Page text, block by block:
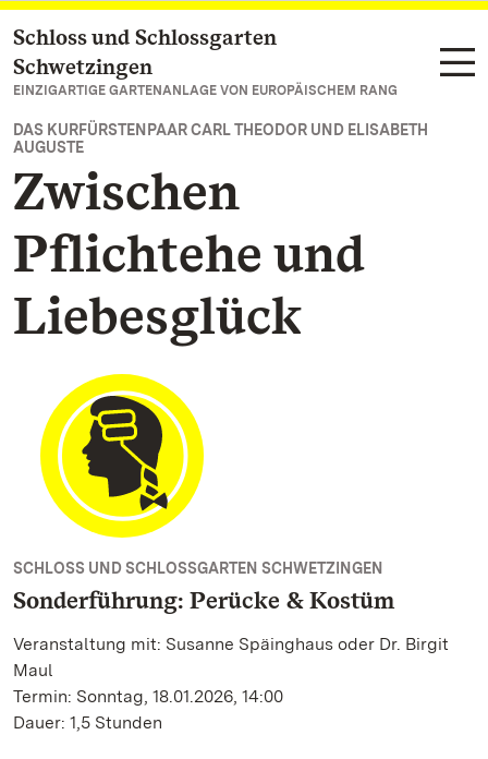
Zum Hauptinhalt springen
Schloss und Schlossgarten
Schwetzingen
EINZIGARTIGE GARTENANLAGE VON EUROPÄISCHEM RANG
DAS KURFÜRSTENPAAR CARL THEODOR UND ELISABETH
AUGUSTE
Zwischen
Pflichtehe und
Liebesglück
SCHLOSS UND SCHLOSSGARTEN SCHWETZINGEN
Sonderführung: Perücke & Kostüm
Veranstaltung mit: Susanne Späinghaus oder Dr. Birgit
Maul
Termin: Sonntag, 18.01.2026, 14:00
Dauer: 1,5 Stunden